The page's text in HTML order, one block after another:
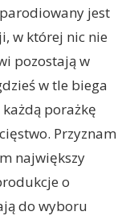
jest
w której nic nie
pozostają w
w tle biega
porażkę
Przyznam
największy
o
do wyboru